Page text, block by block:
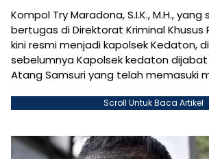
Kompol Try Maradona, S.I.K., M.H.,
bertugas di Direktorat Kriminal Khusus
kini resmi menjadi kapolsek Kedaton,
sebelumnya Kapolsek kedaton dijabat
Atang Samsuri yang telah memasuki
Scroll Untuk Baca Artikel